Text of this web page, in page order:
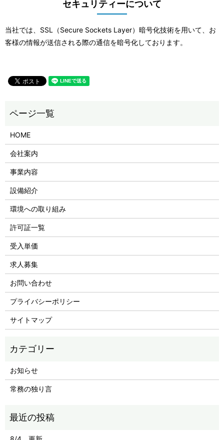
セキュリティーについて
当社では、SSL（Secure Sockets Layer）暗号化技術を用いて、お
客様の情報が送信される際の通信を暗号化しております。
HOME
会社案内
事業内容
設備紹介
環境への取り組み
許可証一覧
受入単価
求人募集
お問い合わせ
プライバシーポリシー
サイトマップ
お知らせ
常務の独り言